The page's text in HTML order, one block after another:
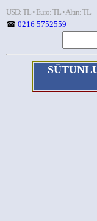
USD: TL • Euro: TL • Altın: TL
☎ 0216 5752559